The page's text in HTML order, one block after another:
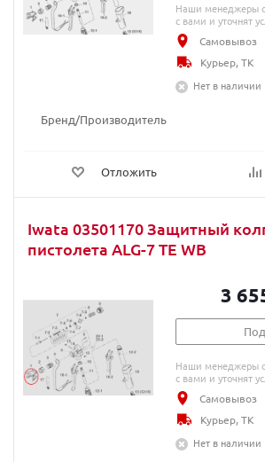
Бренд/Производитель
Отложить
Наши менеджеры
с вами и уточнят
Самовывоз
Курьер, ТК
Нет в наличии
Iwata 03501170 Защитный
пистолета ALG-7 TE WB
3
Наши менеджеры
с вами и уточнят
Самовывоз
Курьер, ТК
Нет в наличии